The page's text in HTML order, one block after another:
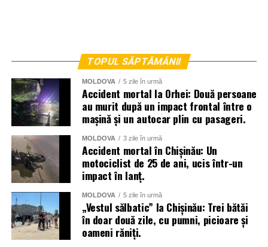
TOPUL SĂPTĂMÂNII
MOLDOVA 5 zile în urmă
Accident mortal la Orhei: Două persoane
au murit după un impact frontal între o
mașină și un autocar plin cu pasageri.
MOLDOVA 3 zile în urmă
Accident mortal în Chișinău: Un
motociclist de 25 de ani, ucis într-un
impact în lanț.
MOLDOVA 5 zile în urmă
„Vestul sălbatic” la Chișinău: Trei bătăi
în doar două zile, cu pumni, picioare și
oameni răniți.